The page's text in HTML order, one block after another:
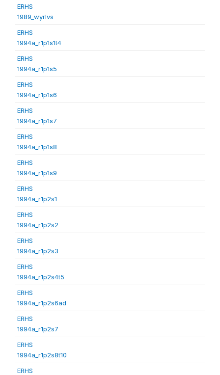
ERHS
1989_wyrlvs
ERHS
1994a_r1p1s1t4
ERHS
1994a_r1p1s5
ERHS
1994a_r1p1s6
ERHS
1994a_r1p1s7
ERHS
1994a_r1p1s8
ERHS
1994a_r1p1s9
ERHS
1994a_r1p2s1
ERHS
1994a_r1p2s2
ERHS
1994a_r1p2s3
ERHS
1994a_r1p2s4t5
ERHS
1994a_r1p2s6ad
ERHS
1994a_r1p2s7
ERHS
1994a_r1p2s8t10
ERHS